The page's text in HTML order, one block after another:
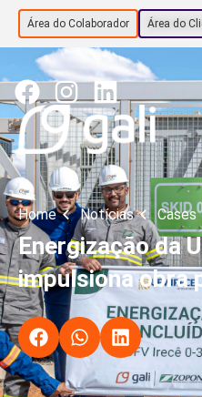
Área do Colaborador Área do
Home Notícias Cases
Energização da
impulsiona obra
.